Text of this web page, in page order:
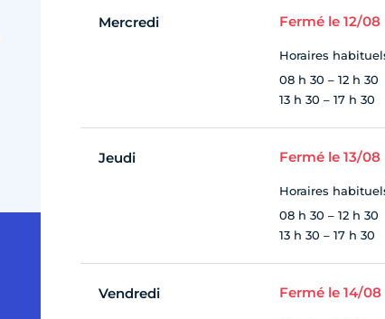
Mercredi Fermé le 12/08
Horaires
08 h 30 – 12 h 30
13 h 30 – 17 h 30
Jeudi Fermé le 13/08
Horaires
08 h 30 – 12 h 30
13 h 30 – 17 h 30
Vendredi Fermé le 14/08